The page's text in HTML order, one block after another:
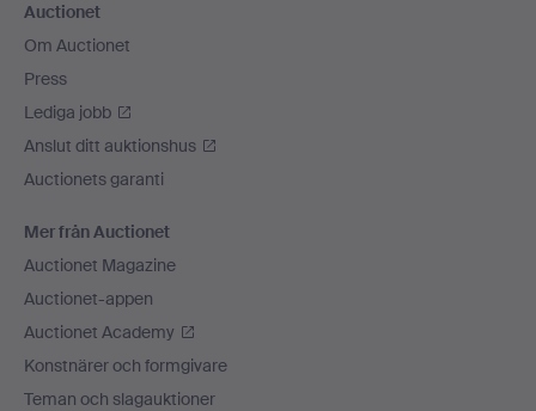
Auctionet
Om Auctionet
Press
Lediga jobb
Anslut ditt auktionshus
Auctionets garanti
Mer från Auctionet
Auctionet Magazine
Auctionet-appen
Auctionet Academy
Konstnärer och formgivare
Teman och slagauktioner